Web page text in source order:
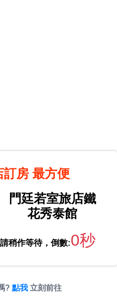
訂房 最方便
門廷若室旅店鐵
花秀泰館
稍作等待，倒數:0秒
? 點我 立刻前往